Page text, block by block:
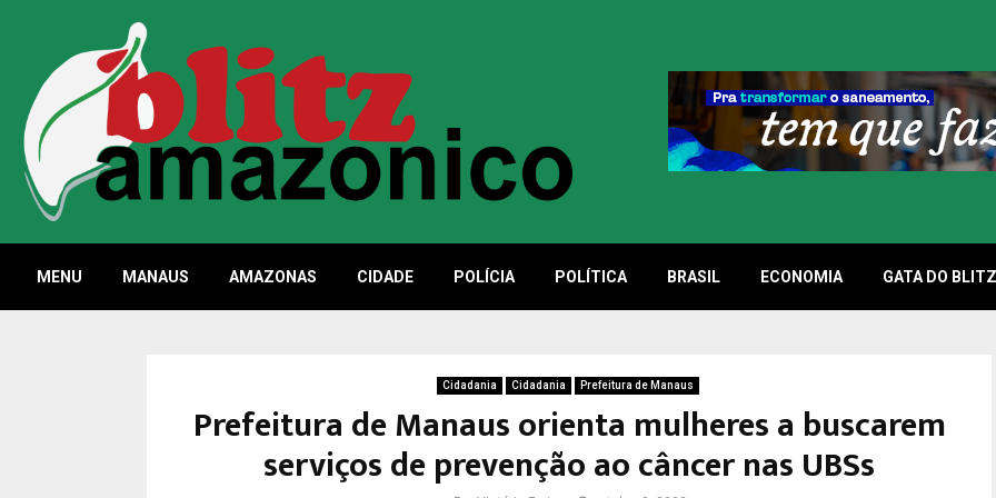
MENU MANAUS AMAZONAS CIDADE POLÍCIA POLÍTICA BRASIL ECONOMIA GATA DO BLITZ
Cidadania Cidadania Prefeitura de Manaus
Prefeitura de Manaus orienta mulheres a buscarem
serviços de prevenção ao câncer nas UBSs